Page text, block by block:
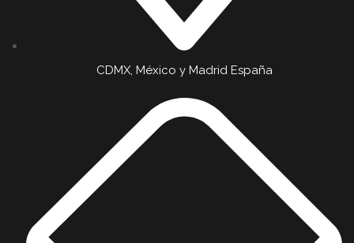
CDMX, México y Madrid España